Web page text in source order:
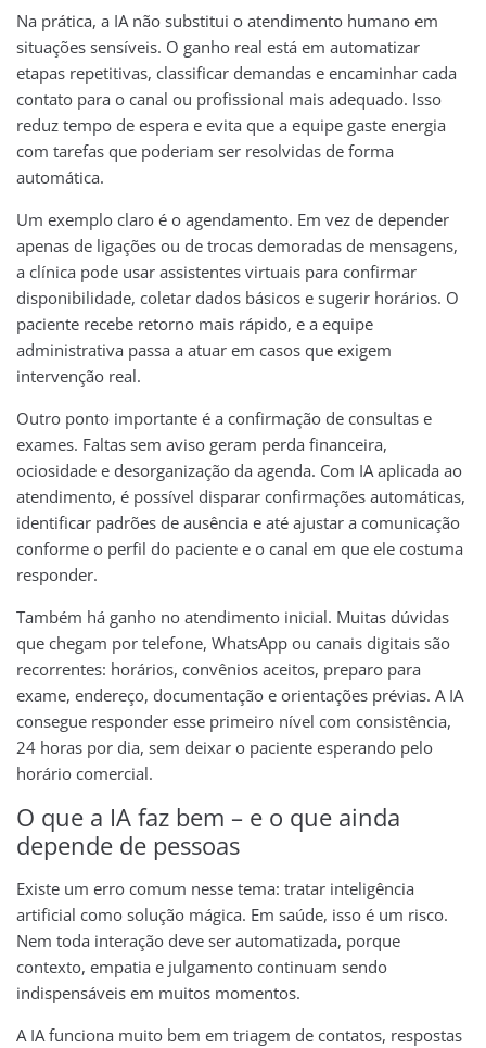
Na prática, a IA não substitui o atendimento humano em
situações sensíveis. O ganho real está em automatizar
etapas repetitivas, classificar demandas e encaminhar cada
contato para o canal ou profissional mais adequado. Isso
reduz tempo de espera e evita que a equipe gaste energia
com tarefas que poderiam ser resolvidas de forma
automática.
Um exemplo claro é o agendamento. Em vez de depender
apenas de ligações ou de trocas demoradas de mensagens,
a clínica pode usar assistentes virtuais para confirmar
disponibilidade, coletar dados básicos e sugerir horários. O
paciente recebe retorno mais rápido, e a equipe
administrativa passa a atuar em casos que exigem
intervenção real.
Outro ponto importante é a confirmação de consultas e
exames. Faltas sem aviso geram perda financeira,
ociosidade e desorganização da agenda. Com IA aplicada ao
atendimento, é possível disparar confirmações automáticas,
identificar padrões de ausência e até ajustar a comunicação
conforme o perfil do paciente e o canal em que ele costuma
responder.
Também há ganho no atendimento inicial. Muitas dúvidas
que chegam por telefone, WhatsApp ou canais digitais são
recorrentes: horários, convênios aceitos, preparo para
exame, endereço, documentação e orientações prévias. A IA
consegue responder esse primeiro nível com consistência,
24 horas por dia, sem deixar o paciente esperando pelo
horário comercial.
O que a IA faz bem – e o que ainda
depende de pessoas
Existe um erro comum nesse tema: tratar inteligência
artificial como solução mágica. Em saúde, isso é um risco.
Nem toda interação deve ser automatizada, porque
contexto, empatia e julgamento continuam sendo
indispensáveis em muitos momentos.
A IA funciona muito bem em triagem de contatos, respostas